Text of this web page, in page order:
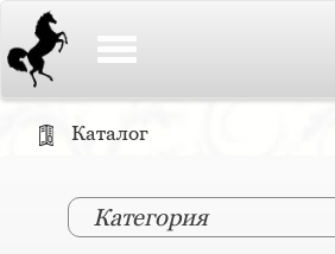
Каталог
Категория